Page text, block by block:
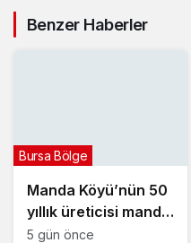
Benzer Haberler
Manda Köyü’nün 50
yıllık üreticisi manda
sucuğu ve
Bursa Bölge
5 gün önce